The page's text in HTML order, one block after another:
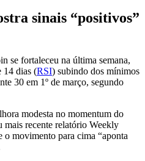
sinais “positivos”
se fortaleceu na última semana,
14 dias (RSI) subindo dos mínimos
30 em 1º de março, segundo
modesta no momentum do
mais recente relatório Weekly
o movimento para cima “aponta